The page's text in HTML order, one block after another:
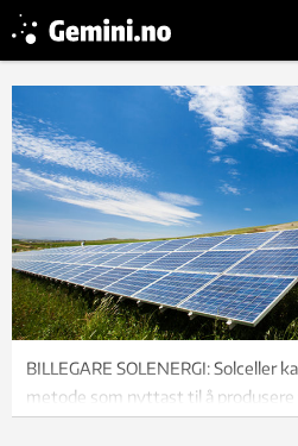
BILLEGARE SOLENERGI: Solceller
metode som nyttast til å produsere